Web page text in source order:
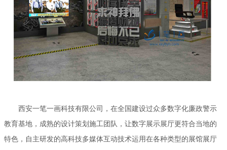
西安一笔一画科技有限公司，在全国建设过众多数字化廉政警示
教育基地，成熟的设计策划施工团队，让数字展示展厅更符合当地的
特色，自主研发的高科技多媒体互动技术运用在各种类型的展馆展厅